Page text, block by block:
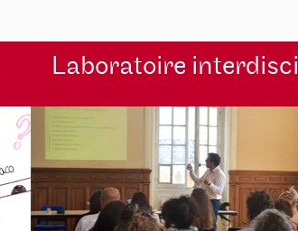
Laboratoire